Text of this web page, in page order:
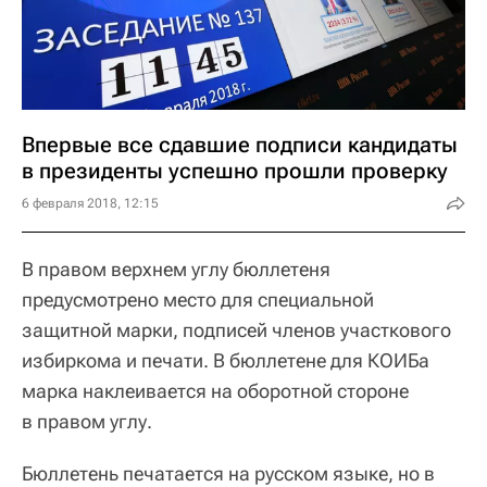
Впервые все сдавшие подписи кандидаты
в президенты успешно прошли проверку
6 февраля 2018, 12:15
В правом верхнем углу бюллетеня
предусмотрено место для специальной
защитной марки, подписей членов участкового
избиркома и печати. В бюллетене для КОИБа
марка наклеивается на оборотной стороне
в правом углу.
Бюллетень печатается на русском языке, но в